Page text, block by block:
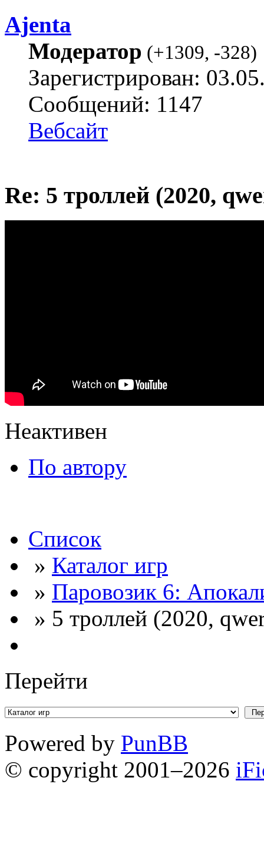
Ajenta
Модератор (+1309, -328)
Зарегистрирован:
Сообщений: 1147
Вебсайт
Re: 5 троллей (2020,
Неактивен
По автору
Список
» Каталог игр
» Паровозик 6:
» 5 троллей (2020,
Перейти
Powered by PunBB
© copyright 2001–2026